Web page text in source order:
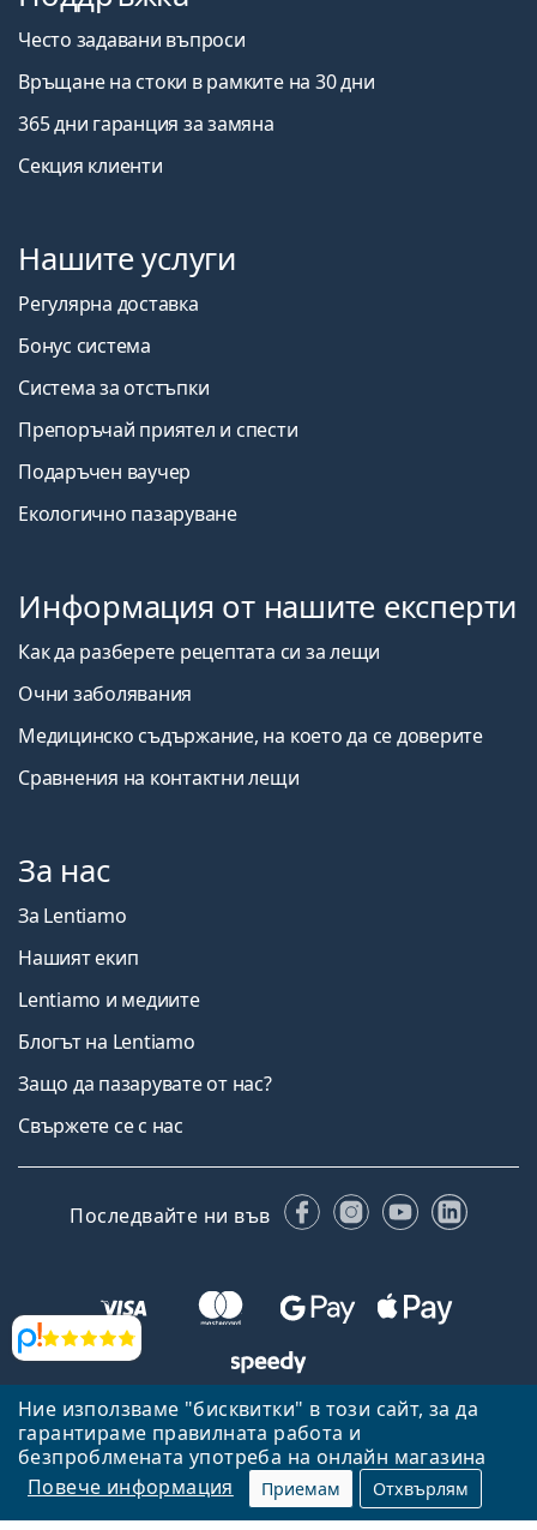
Ние използваме "бисквитки" в този сайт, за да
гарантираме правилната работа и
безпроблмената употреба на онлайн магазина
Повече информация
Приемам Отхвърлям
Прегледи
Често задавани въпроси
Връщане на стоки в рамките на 30 дни
365 дни гаранция за замяна
Секция клиенти
Нашите услуги
Регулярна доставка
Бонус система
Система за отстъпки
Препоръчай приятел и спести
Подаръчен ваучер
Екологично пазаруване
Информация от нашите експерти
Как да разберете рецептата си за лещи
Очни заболявания
Медицинско съдържание, на което да се доверите
Сравнения на контактни лещи
За нас
За Lentiamo
Нашият екип
Lentiamo и медиите
Блогът на Lentiamo
Защо да пазарувате от нас?
Свържете се с нас
Последвайте ни във FacebookInstagram
YouTube
Назад към началната страница
Нагоре
Lentiamo.bg е собственост и се управлява от Lentiamo s.r.o.,
Република Чехия
Тук сме за вас в продължение на 18 години.